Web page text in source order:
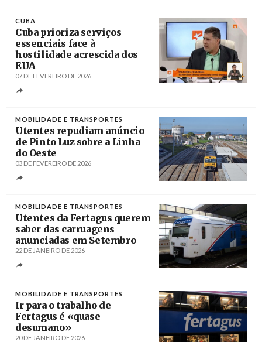
CUBA
Cuba prioriza serviços
essenciais face à
hostilidade acrescida dos
EUA
07 DE FEVEREIRO DE 2026
MOBILIDADE E TRANSPORTES
Utentes repudiam anúncio
de Pinto Luz sobre a Linha
do Oeste
03 DE FEVEREIRO DE 2026
MOBILIDADE E TRANSPORTES
Utentes da Fertagus querem
saber das carruagens
anunciadas em Setembro
22 DE JANEIRO DE 2026
MOBILIDADE E TRANSPORTES
Ir para o trabalho de
Fertagus é «quase
desumano»
20 DE JANEIRO DE 2026